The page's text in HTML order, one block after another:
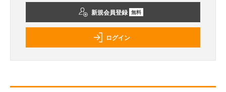
新規会員登録 無料
ログイン